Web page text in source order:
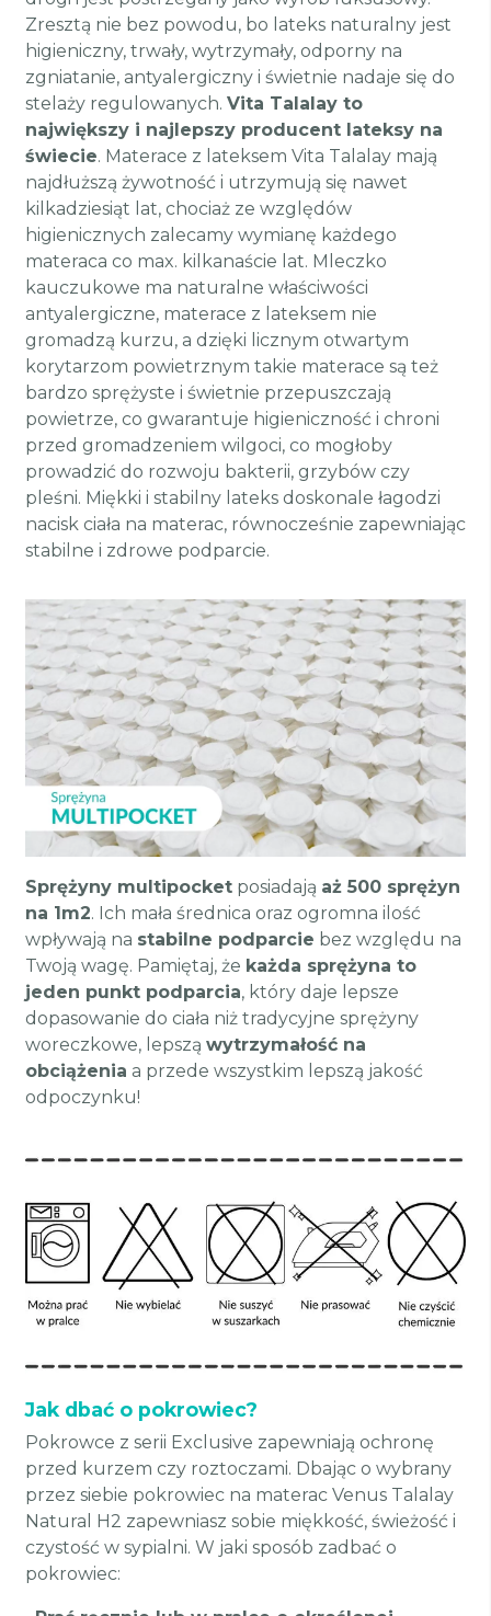
Zresztą nie bez powodu, bo lateks naturalny jest
higieniczny, trwały, wytrzymały, odporny na
zgniatanie, antyalergiczny i świetnie nadaje się do
stelaży regulowanych. Vita Talalay to
największy i najlepszy producent lateksy na
świecie. Materace z lateksem Vita Talalay mają
najdłuższą żywotność i utrzymują się nawet
kilkadziesiąt lat, chociaż ze względów
higienicznych zalecamy wymianę każdego
materaca co max. kilkanaście lat. Mleczko
kauczukowe ma naturalne właściwości
antyalergiczne, materace z lateksem nie
gromadzą kurzu, a dzięki licznym otwartym
korytarzom powietrznym takie materace są też
bardzo sprężyste i świetnie przepuszczają
powietrze, co gwarantuje higieniczność i chroni
przed gromadzeniem wilgoci, co mogłoby
prowadzić do rozwoju bakterii, grzybów czy
pleśni. Miękki i stabilny lateks doskonale łagodzi
nacisk ciała na materac, równocześnie zapewniając
stabilne i zdrowe podparcie.
Sprężyny multipocket posiadają aż 500 sprężyn
na 1m2. Ich mała średnica oraz ogromna ilość
wpływają na stabilne podparcie bez względu na
Twoją wagę. Pamiętaj, że każda sprężyna to
jeden punkt podparcia, który daje lepsze
dopasowanie do ciała niż tradycyjne sprężyny
woreczkowe, lepszą wytrzymałość na
obciążenia a przede wszystkim lepszą jakość
odpoczynku!
Jak dbać o pokrowiec?
Pokrowce z serii Exclusive zapewniają ochronę
przed kurzem czy roztoczami. Dbając o wybrany
przez siebie pokrowiec na materac Venus Talalay
Natural H2 zapewniasz sobie miękkość, świeżość i
czystość w sypialni. W jaki sposób zadbać o
pokrowiec: